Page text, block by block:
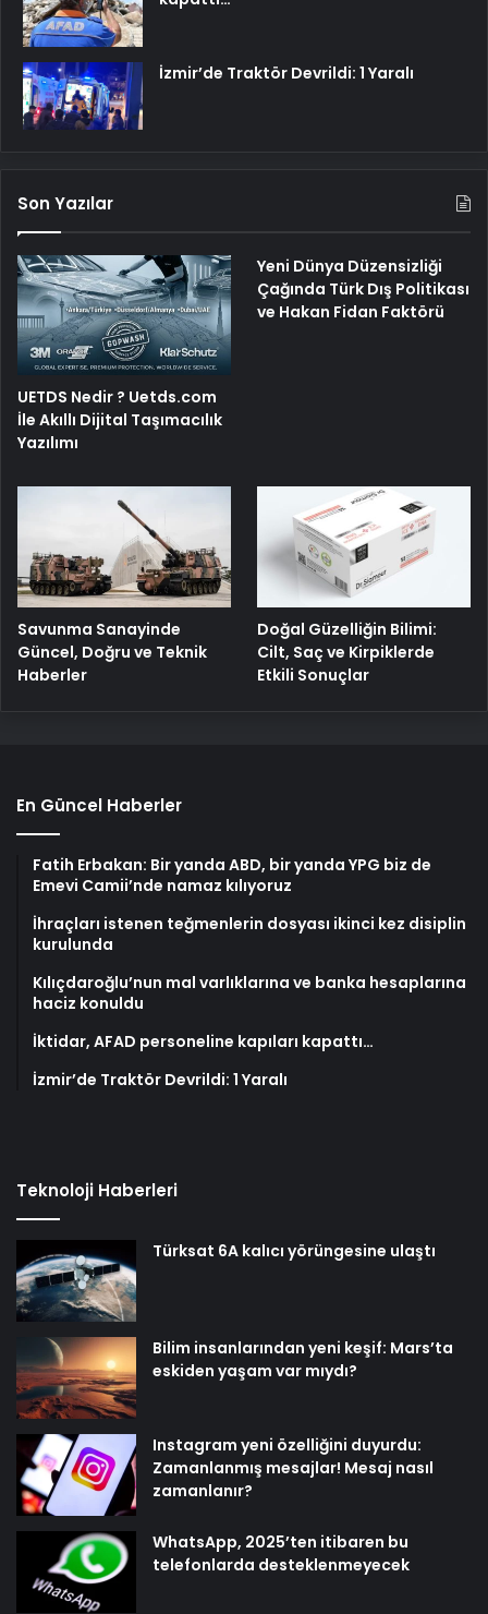
İzmir’de Traktör Devrildi: 1 Yaralı
Son Yazılar
UETDS Nedir ? Uetds.com
İle Akıllı Dijital Taşımacılık
Yazılımı
Yeni Dünya Düzensizliği
Çağında Türk Dış Politikası
ve Hakan Fidan Faktörü
Savunma Sanayinde
Güncel, Doğru ve Teknik
Haberler
Doğal Güzelliğin Bilimi:
Cilt, Saç ve Kirpiklerde
Etkili Sonuçlar
En Güncel Haberler
Fatih Erbakan: Bir yanda ABD, bir yanda YPG biz de
Emevi Camii’nde namaz kılıyoruz
İhraçları istenen teğmenlerin dosyası ikinci kez disiplin
kurulunda
Kılıçdaroğlu’nun mal varlıklarına ve banka hesaplarına
haciz konuldu
İktidar, AFAD personeline kapıları kapattı…
İzmir’de Traktör Devrildi: 1 Yaralı
Teknoloji Haberleri
Türksat 6A kalıcı yörüngesine ulaştı
Bilim insanlarından yeni keşif: Mars’ta
eskiden yaşam var mıydı?
Instagram yeni özelliğini duyurdu:
Zamanlanmış mesajlar! Mesaj nasıl
zamanlanır?
WhatsApp, 2025’ten itibaren bu
telefonlarda desteklenmeyecek